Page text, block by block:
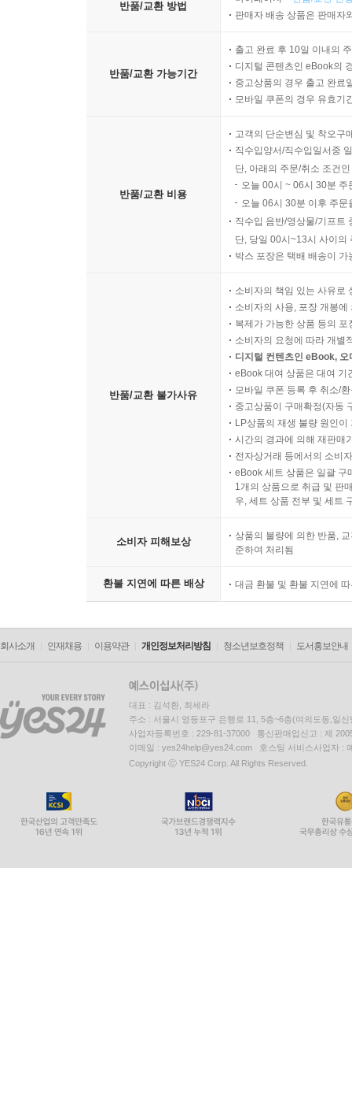
반품/교환 방법
판매자 배송 상품은 판매자
반품/교환 가능기간
출고 완료 후 10일 이내의
디지털 콘텐츠인 eBook의
중고상품의 경우 출고 완료
모바일 쿠폰의 경우 유효기
반품/교환 비용
고객의 단순변심 및 착오구
직수입양서/직수입일서중
단, 아래의 주문/취소 조건
오늘 00시 ~ 06시 30분
오늘 06시 30분 이후 주
직수입 음반/영상물/기프트
단, 당일 00시~13시 사이의
박스 포장은 택배 배송이
반품/교환 불가사유
소비자의 책임 있는 사유로
소비자의 사용, 포장 개봉
복제가 가능한 상품 등의
소비자의 요청에 따라 개별
디지털 컨텐츠인 eBook,
eBook 대여 상품은 대여 기
모바일 쿠폰 등록 후 취소/
중고상품이 구매확정(자동
LP상품의 재생 불량 원인
시간의 경과에 의해 재판매
전자상거래 등에서의 소비
eBook 세트 상품은 일괄 구
1개의 상품으로 취급 및 판
우, 세트 상품 전부 및 세트
소비자 피해보상
상품의 불량에 의한 반품,
준하여 처리됨
환불 지연에 따른 배상 대금 환불 및 환불 지연에
회사소개 인재채용 이용약관 개인정보처리방침 청소년보호정책 도서홍보안내
대표 : 김석환, 최세라
주소 : 서울시 영등포구 은행로 11, 5층~6층(여의도동,일신
사업자등록번호 : 229-81-37000 통신판매업신고 : 제
이메일 : yes24help@yes24.com 호스팅 서비스사업자 :
Copyright ⓒ YES24 Corp. All Rights Reserved.